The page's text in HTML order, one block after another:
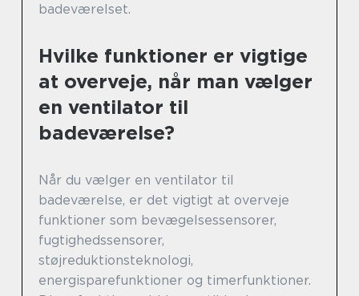
badeværelset.
Hvilke funktioner er vigtige
at overveje, når man vælger
en ventilator til
badeværelse?
Når du vælger en ventilator til
badeværelse, er det vigtigt at overveje
funktioner som bevægelsessensorer,
fugtighedssensorer,
støjreduktionsteknologi,
energisparefunktioner og timerfunktioner.